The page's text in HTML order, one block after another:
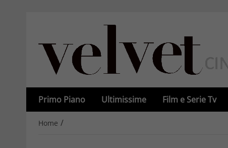
Primo Piano Ultimissime Film e Serie Tv
Home /